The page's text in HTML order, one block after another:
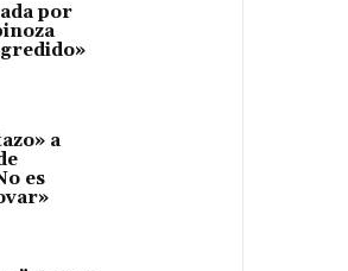
por
a
es